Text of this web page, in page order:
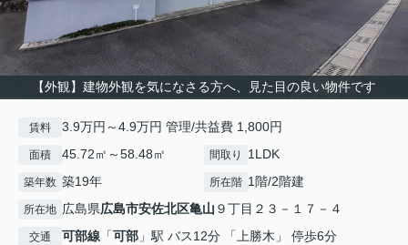
【外観】建物外観を気になさる方へ、見た目の良い物件です
賃料 3.9万円～4.9万円 管理/共益費 1,800円
面積 45.72㎡～58.48㎡ 間取り 1LDK
築年数 築19年 所在階 1階/2階建
所在地 広島県広島市安佐北区亀山 ９丁目２３－１７－４
交通 可部線 「可部 」駅 バス12分 「上勝木」 停歩6分